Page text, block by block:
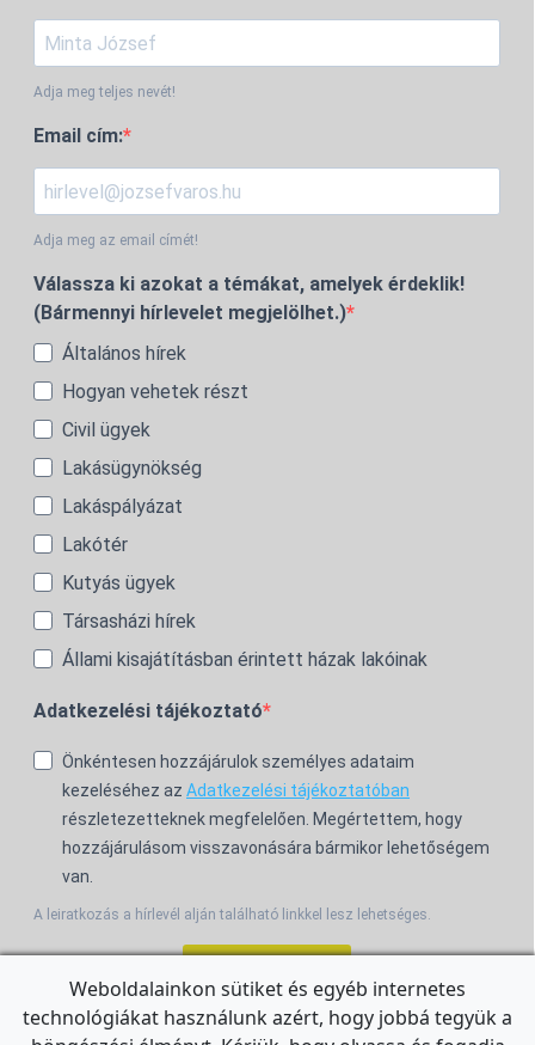
Adja meg teljes nevét!
Email cím:
Adja meg az email címét!
Válassza ki azokat a témákat, amelyek érdeklik!
(Bármennyi hírlevelet megjelölhet.)
Általános hírek
Hogyan vehetek részt
Civil ügyek
Lakásügynökség
Lakáspályázat
Lakótér
Kutyás ügyek
Társasházi hírek
Állami kisajátításban érintett házak lakóinak
Adatkezelési tájékoztató
Önkéntesen hozzájárulok személyes adataim
kezeléséhez az Adatkezelési tájékoztatóban
részletezetteknek megfelelően. Megértettem, hogy
hozzájárulásom visszavonására bármikor lehetőségem
van.
A leiratkozás a hírlevél alján található linkkel lesz lehetséges.
For the English Newsletter, clickHERE.
Weboldalainkon sütiket és egyéb internetes
technológiákat használunk azért, hogy jobbá tegyük a